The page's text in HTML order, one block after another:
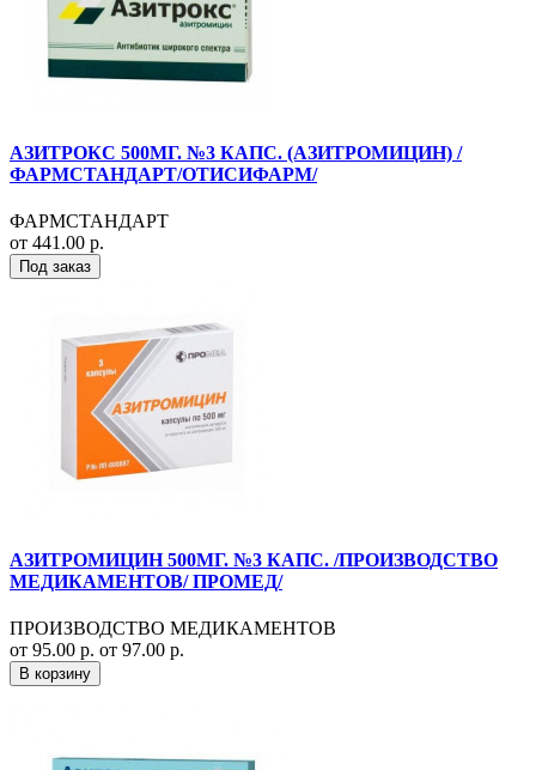
АЗИТРОКС 500МГ. №3 КАПС. (АЗИТРОМИЦИН) /
ФАРМСТАНДАРТ/ОТИСИФАРМ/
ФАРМСТАНДАРТ
от 441.00 р.
Под заказ
АЗИТРОМИЦИН 500МГ. №3 КАПС. /ПРОИЗВОДСТВО
МЕДИКАМЕНТОВ/ ПРОМЕД/
ПРОИЗВОДСТВО МЕДИКАМЕНТОВ
от 95.00 р. от 97.00 р.
В корзину